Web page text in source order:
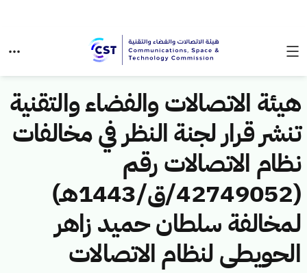
هيئة الاتصالات والفضاء والتقنية
تنشر قرار لجنة النظر في مخالفات
نظام الاتصالات رقم
(42749052/ق/1443هـ)
لمخالفة سلطان حميد زاهر
الحويطى لنظام الاتصالات